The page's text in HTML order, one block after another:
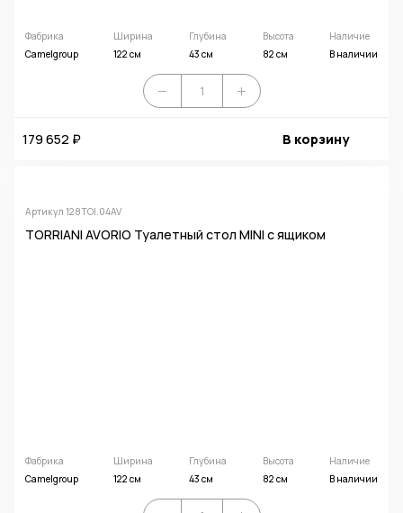
Фабрика
Camelgroup
Ширина
122 см
Глубина
43 см
Высота
82 см
Наличие
В наличии
179 652 ₽ В корзину
Артикул 128TOI.04AV
TORRIANI AVORIO Туалетный стол MINI с ящиком
Фабрика
Camelgroup
Ширина
122 см
Глубина
43 см
Высота
82 см
Наличие
В наличии